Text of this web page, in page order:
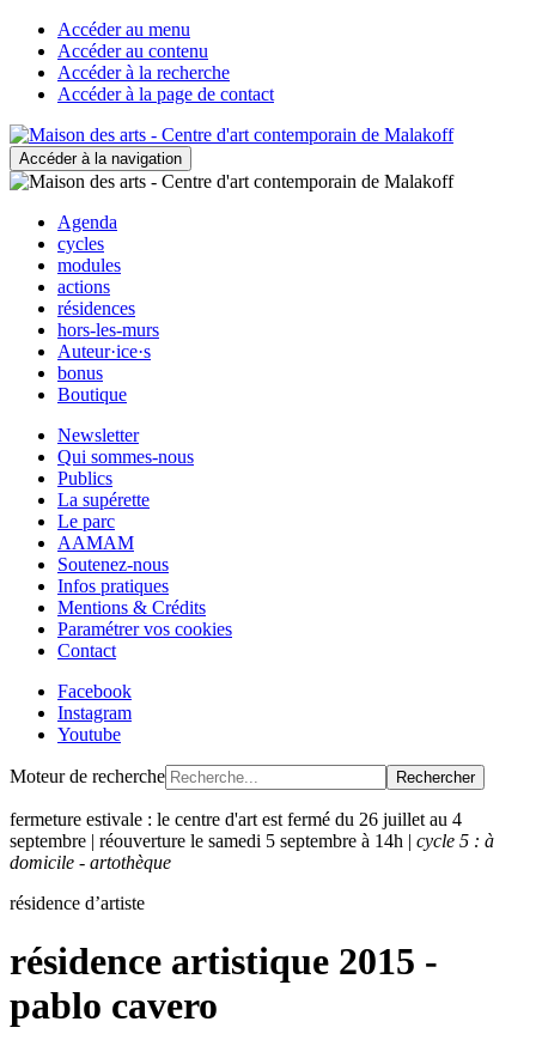
Accéder au menu
Accéder au contenu
Accéder à la recherche
Accéder à la page de contact
Accéder à la navigation
Agenda
cycles
modules
actions
résidences
hors-les-murs
Auteur·ice·s
bonus
Boutique
Newsletter
Qui sommes-nous
Publics
La supérette
Le parc
AAMAM
Soutenez-nous
Infos pratiques
Mentions & Crédits
Paramétrer vos cookies
Contact
Facebook
Instagram
Youtube
Moteur de recherche Rechercher
fermeture estivale : le centre d'art est fermé du 26 juillet au 4
septembre | réouverture le samedi 5 septembre à 14h | cycle 5 : à
domicile - artothèque
résidence d’artiste
résidence artistique 2015 -
pablo cavero